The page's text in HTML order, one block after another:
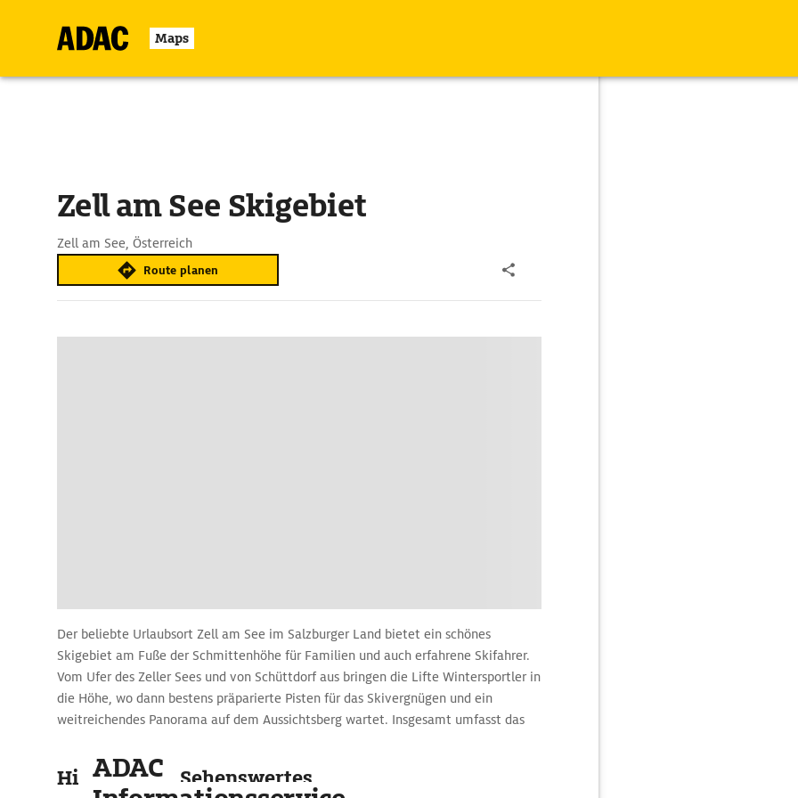
Maps
Zell am See Skigebiet
Zell am See, Österreich
Route planen
Der beliebte Urlaubsort Zell am See im Salzburger Land bietet ein schönes
Skigebiet am Fuße der Schmittenhöhe für Familien und auch erfahrene Skifahrer.
Vom Ufer des Zeller Sees und von Schüttdorf aus bringen die Lifte Wintersportler in
die Höhe, wo dann bestens präparierte Pisten für das Skivergnügen und ein
weitreichendes Panorama auf dem Aussichtsberg wartet. Insgesamt umfasst das
blauen, roten und auch schwarzen Pisten.
Highlights & Sehenswertes
ADAC